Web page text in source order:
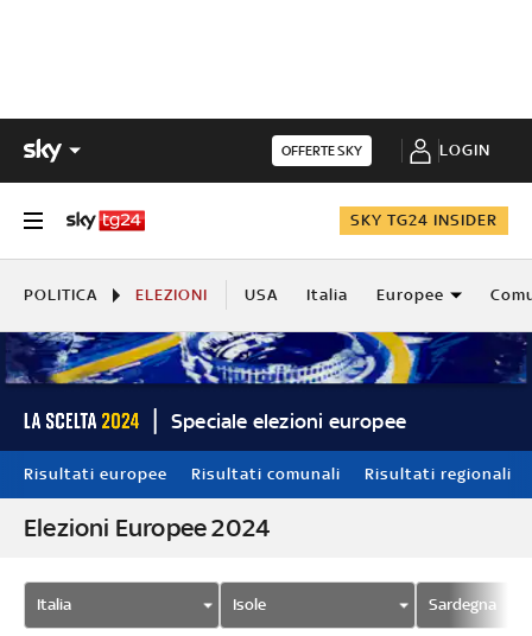
OFFERTE SKY LOGIN
SKY TG24 INSIDER
POLITICA ELEZIONI USA Italia Europee
Speciale elezioni europee
Risultati europee Risultati comunali Risultati regionali
Elezioni Europee 2024
Italia Isole Sardegna